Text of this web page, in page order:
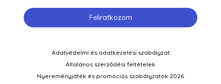
Feliratkozom
Adatvédelmi és adatkezelési szabályzat
Általános szerződési feltételek
Nyereményjáték és promóciós szabályzatok 2026